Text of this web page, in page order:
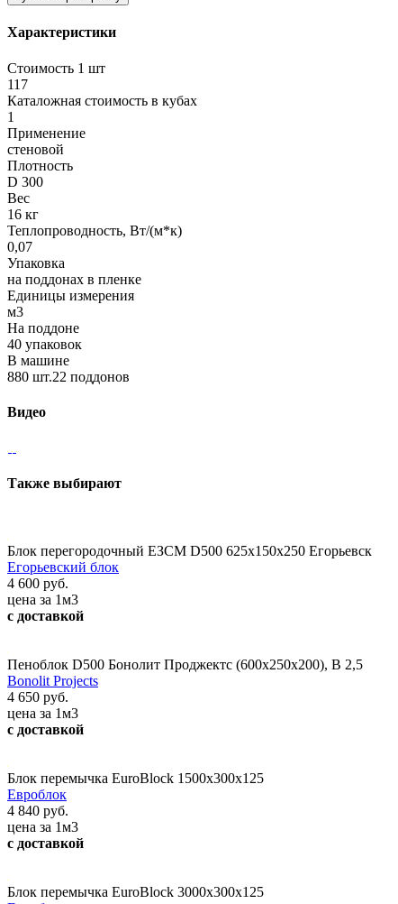
Характеристики
Стоимость 1 шт
117
Каталожная стоимость в кубах
1
Применение
стеновой
Плотность
D 300
Вес
16 кг
Теплопроводность, Вт/(м*к)
0,07
Упаковка
на поддонах в пленке
Единицы измерения
м3
На поддоне
40 упаковок
В машине
880 шт.22 поддонов
Видео
Также выбирают
Блок перегородочный ЕЗСМ D500 625х150х250 Егорьевск
Егорьевский блок
4 600 руб.
цена за 1м3
с доставкой
Пеноблок D500 Бонолит Проджектс (600х250х200), В 2,5
Bonolit Projects
4 650 руб.
цена за 1м3
с доставкой
Блок перемычка EuroBlock 1500х300х125
Евроблок
4 840 руб.
цена за 1м3
с доставкой
Блок перемычка EuroBlock 3000х300х125